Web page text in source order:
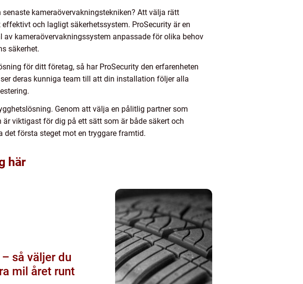
kameraövervakningstekniken? Att välja rätt
och lagligt säkerhetssystem. ProSecurity är en
av kameraövervakningssystem anpassade för olika behov
säkerhet.
för ditt företag, så har ProSecurity den erfarenheten
deras kunniga team till att din installation följer alla
Genom att välja en pålitlig partner som
viktigast för dig på ett sätt som är både säkert och
det första steget mot en tryggare framtid.
här
så väljer du
mil året runt